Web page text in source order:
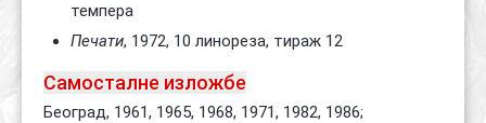
темпера
Печати, 1972, 10 линореза, тираж 12
Самосталне изложбе
Београд, 1961, 1965, 1968, 1971, 1982, 1986;